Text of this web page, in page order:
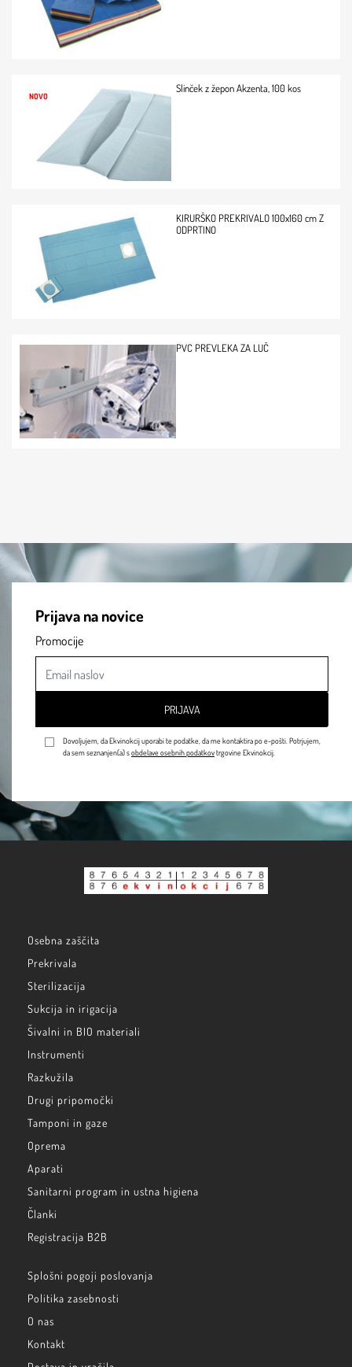
NOVO
Slinček z žepon Akzenta, 100 kos
KIRURŠKO PREKRIVALO 100x160 cm Z
ODPRTINO
PVC PREVLEKA ZA LUČ
Prijava na novice
Promocije
PRIJAVA
Dovoljujem, da Ekvinokcij uporabi te podatke, da me kontaktira po e-pošti. Potrjujem,
da sem seznanjen(a) sobdelave osebnih podatkovtrgovine Ekvinokcij.
Osebna zaščita
Prekrivala
Sterilizacija
Sukcija in irigacija
Šivalni in BIO materiali
Instrumenti
Razkužila
Drugi pripomočki
Tamponi in gaze
Oprema
Aparati
Sanitarni program in ustna higiena
Članki
Registracija B2B
Splošni pogoji poslovanja
Politika zasebnosti
O nas
Kontakt